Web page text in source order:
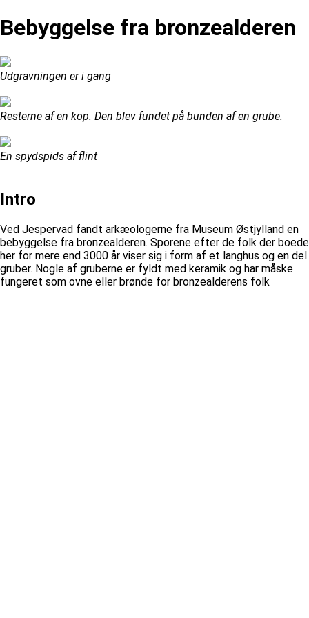
Bebyggelse fra bronzealderen
Udgravningen er i gang
Resterne af en kop. Den blev fundet på bunden af en grube.
En spydspids af flint
Intro
Ved Jespervad fandt arkæologerne fra Museum Østjylland en
bebyggelse fra bronzealderen. Sporene efter de folk der boede
her for mere end 3000 år viser sig i form af et langhus og en del
gruber. Nogle af gruberne er fyldt med keramik og har måske
fungeret som ovne eller brønde for bronzealderens folk